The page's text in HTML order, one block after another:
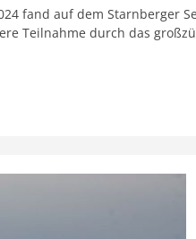
fand auf dem Starnberger
Teilnahme durch das